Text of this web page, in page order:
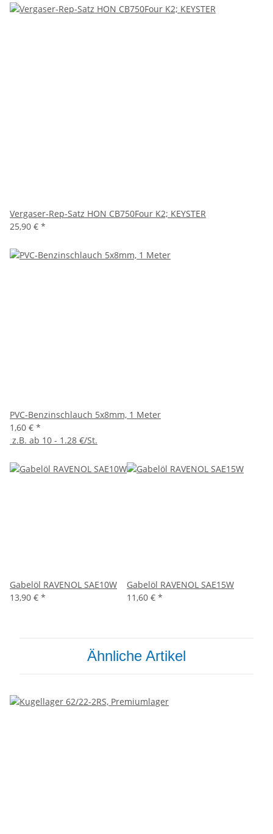
Vergaser-Rep-Satz HON CB750Four K2; KEYSTER
25,90 € *
PVC-Benzinschlauch 5x8mm, 1 Meter
1,60 € *
z.B. ab 10 - 1.28 €/St.
Gabelöl RAVENOL SAE10W
13,90 € *
Gabelöl RAVENOL SAE15W
11,60 € *
Ähnliche Artikel